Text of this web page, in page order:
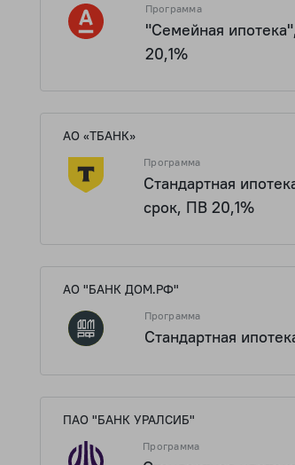
Программа
"Семейная
20,1%
АО «ТБАНК»
Программа
Стандартная
срок, ПВ 20,1%
АО "БАНК ДОМ.РФ"
Программа
Стандартная
ПАО "БАНК УРАЛСИБ"
Программа